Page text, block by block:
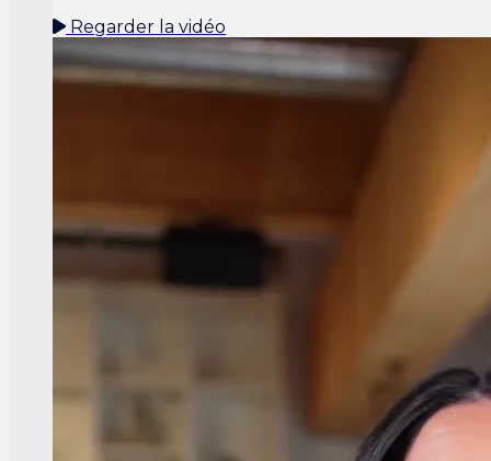
Regarder la vidéo